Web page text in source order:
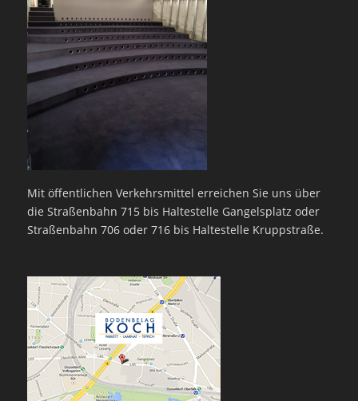
Mit öffentlichen Verkehrsmittel erreichen Sie uns über
die Straßenbahn 715 bis Haltestelle Gangelsplatz oder
Straßenbahn 706 oder 716 bis Haltestelle Kruppstraße.